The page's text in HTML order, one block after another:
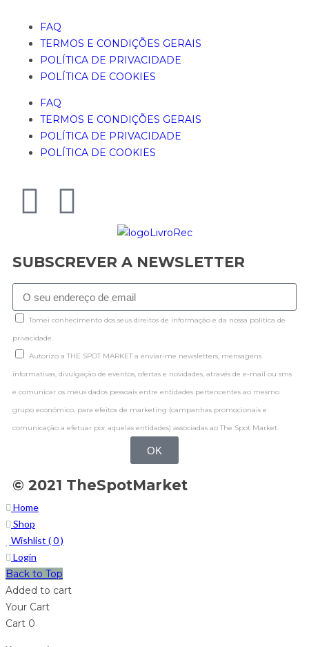
FAQ
TERMOS E CONDIÇÕES GERAIS
POLÍTICA DE PRIVACIDADE
POLÍTICA DE COOKIES
FAQ
TERMOS E CONDIÇÕES GERAIS
POLÍTICA DE PRIVACIDADE
POLÍTICA DE COOKIES
SUBSCREVER A NEWSLETTER
Tomei conhecimento dos seus direitos de informação e da nossa politica de
privacidade.
Autorizo a THE SPOT MARKET a enviar-me newsletters, mensagens
informativas, divulgação de eventos, ofertas e novidades, através de e-mail ou sms
e comunicar os meus dados pessoais entre entidades pertencentes ao mesmo
grupo económico, para efeitos de marketing (campanhas promocionais e
comunicação a efetuar por aquelas entidades) associadas ao The Spot Market.
OK
© 2021 TheSpotMarket
Home
Shop
Wishlist (0)
Login
Back to Top
Added to cart
Your Cart
Cart 0